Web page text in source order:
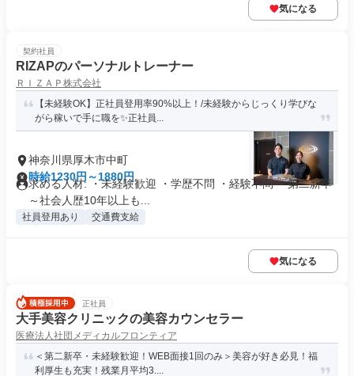
気になる
契約社員
RIZAPのパーソナルトレーナー
ＲＩＺＡＰ株式会社
【未経験OK】正社員登用率90%以上！/未経験からじっくり学びな
がら稼いで手に職を✨正社員...
神奈川県厚木市中町
時給1230円～1880円
求める人材: ・未経験歓迎 ・学歴不問 ・経験不問 ・第二新卒
～社会人歴10年以上も...
社員登用あり 交通費支給
気になる
正社員
大手美容クリニックの美容カウンセラー
医療法人社団メディカルフロンティア
＜第二新卒・未経験歓迎！WEB面接1回のみ＞美容が好き必見！福
利厚生も充実！残業月平均3....